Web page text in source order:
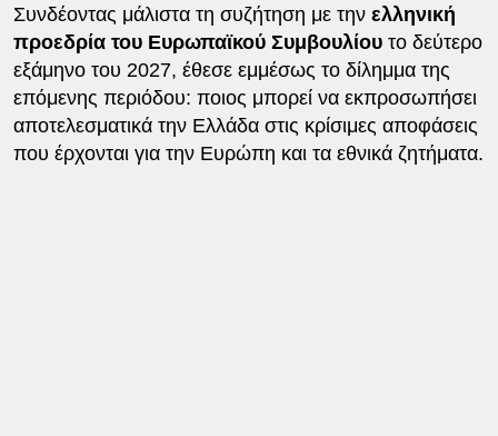
Συνδέοντας μάλιστα τη συζήτηση με την ελληνική
προεδρία του Ευρωπαϊκού Συμβουλίου το δεύτερο
εξάμηνο του 2027, έθεσε εμμέσως το δίλημμα της
επόμενης περιόδου: ποιος μπορεί να εκπροσωπήσει
αποτελεσματικά την Ελλάδα στις κρίσιμες αποφάσεις
που έρχονται για την Ευρώπη και τα εθνικά ζητήματα.